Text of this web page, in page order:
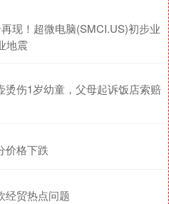
现！超微电脑(SMCI.US)初步业
地震
烫伤1岁幼童，父母起诉饭店索赔
价格下跌
经贸热点问题